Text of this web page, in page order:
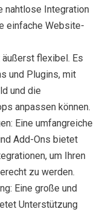
nahtlose Integration
einfache Website-
flexibel. Es
und Plugins, mit
und die
anpassen können.
Eine umfangreiche
Add-Ons bietet
um Ihren
zu werden.
Eine große und
Unterstützung